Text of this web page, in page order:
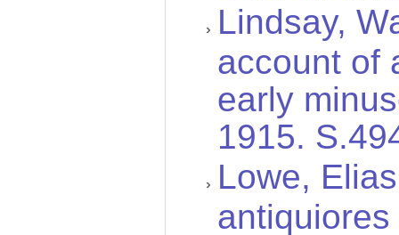
Lindsay,
account of
early
1915.
Lowe,